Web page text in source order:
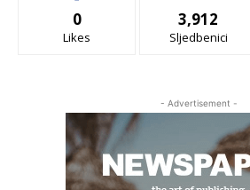
0
Likes
3,912
Sljedbenici
- Advertisement -